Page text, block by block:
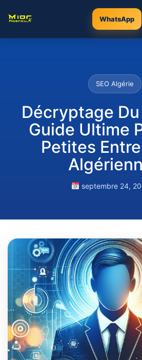
WhatsApp
SEO Algérie
Décryptage Du
Guide Ultime
Petites
septembre 24,